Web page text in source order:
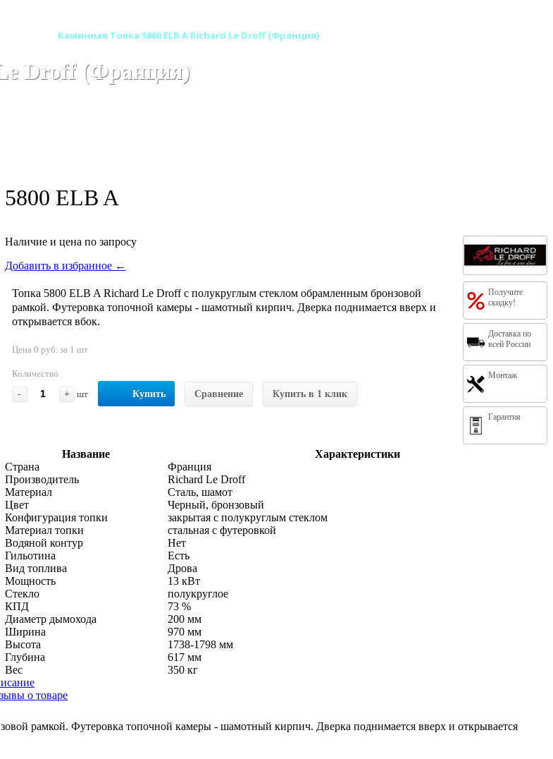
Каминная Топка 5800 ELB A Richard Le Droff (Франция)
Droff (Франция)
5800 ELB A
Получите
скидку!
Доставка по
всей России
Монтаж
Гарантия
Наличие и цена по запросу
Добавить в избранное ←
Топка 5800 ELB A Richard Le Droff с полукруглым стеклом обрамленным бронзовой
рамкой. Футеровка топочной камеры - шамотный кирпич. Дверка поднимается вверх и
открывается вбок.
Цена 0 руб. за 1 шт
Количество
-
+ шт Купить Сравнение Купить в 1 клик
Название
Характеристики
Страна
Франция
Производитель
Richard Le Droff
Материал
Сталь, шамот
Цвет
Черный, бронзовый
Конфигурация топки
закрытая с полукруглым стеклом
Материал топки
стальная с футеровкой
Водяной контур
Нет
Гильотина
Есть
Вид топлива
Дрова
Мощность
13 кВт
Стекло
полукруглое
КПД
73 %
Диаметр дымохода
200 мм
Ширина
970 мм
Высота
1738-1798 мм
Глубина
617 мм
Вес
350 кг
о товаре
рамкой. Футеровка топочной камеры - шамотный кирпич. Дверка поднимается вверх и открывается